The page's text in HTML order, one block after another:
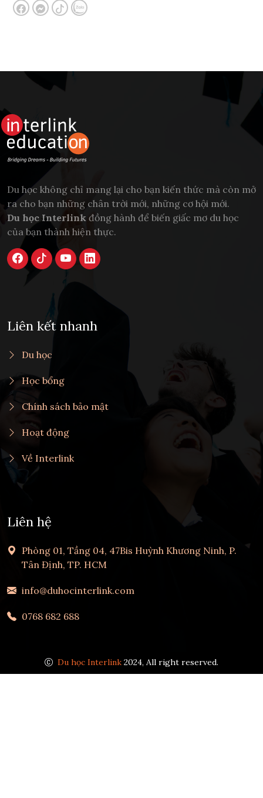
Du học không chỉ mang lại cho bạn kiến thức mà còn mở
ra cho bạn những chân trời mới, những cơ hội mới.
Du học Interlink đồng hành để biến giấc mơ du học
của bạn thành hiện thực.
Liên kết nhanh
Du học
Học bổng
Chính sách bảo mật
Hoạt động
Về Interlink
Liên hệ
Phòng 01, Tầng 04, 47Bis Huỳnh Khương Ninh, P.
Tân Định, TP. HCM
info@duhocinterlink.com
0768 682 688
Du học Interlink 2024, All right reserved.